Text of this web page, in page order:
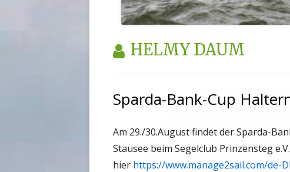
AUTOR:
HELMY DAUM
Sparda-Bank-Cup
Am 29./30.August findet der Sparda-
Stausee beim Segelclub Prinzensteg
hier https://www.manage2sail.com/de-